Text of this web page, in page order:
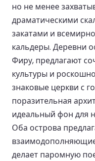
но не менее
драматическими
закатами и
кальдеры. Деревни
Фиру, предлагают
культуры и
знаковые церкви с
поразительная
идеальный фон для
Оба острова
делает паромную